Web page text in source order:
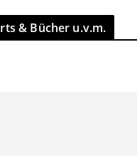
& Bücher u.v.m.